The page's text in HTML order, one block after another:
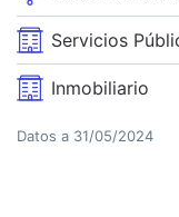
Servicios
Inmobiliario
Datos a 31/05/2024